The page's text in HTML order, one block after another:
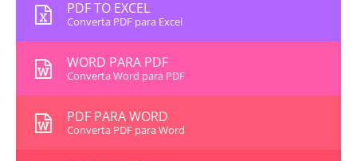
PDF TO EXCEL
Converta PDF para Excel
WORD PARA PDF
Converta Word para PDF
PDF PARA WORD
Converta PDF para Word